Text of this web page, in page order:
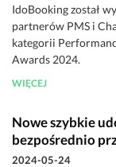
IdoBooking został
partnerów PMS i
kategorii
Awards 2024.
WIĘCEJ
Nowe szybkie
bezpośrednio
2024-05-24